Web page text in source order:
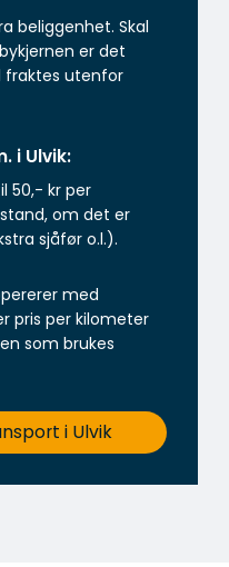
beliggenhet. Skal
er det
fraktes utenfor
i Ulvik:
50,- kr per
om det er
sjåfør o.l.).
med
pris per kilometer
som brukes
i Ulvik